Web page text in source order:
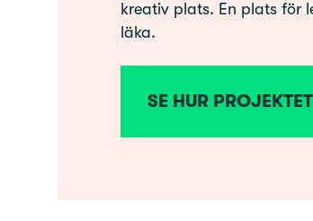
kreativ plats. En plats för
läka.
SE HUR